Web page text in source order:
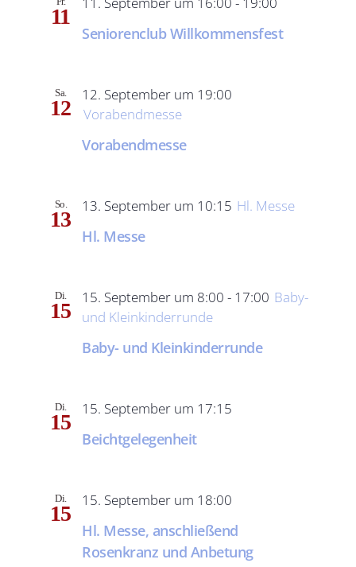
11
Seniorenclub Willkommensfest
Sa.
12
Vorabendmesse
12. September um 19:00
Vorabendmesse
So.
13
Hl. Messe
13. September um 10:15 Hl. Messe
Di.
15
Baby- und Kleinkinderrunde
15. September um 8:00 - 17:00 Baby-
und Kleinkinderrunde
Di.
15
Beichtgelegenheit
15. September um 17:15
Di.
15
Hl. Messe, anschließend
Rosenkranz und Anbetung
15. September um 18:00